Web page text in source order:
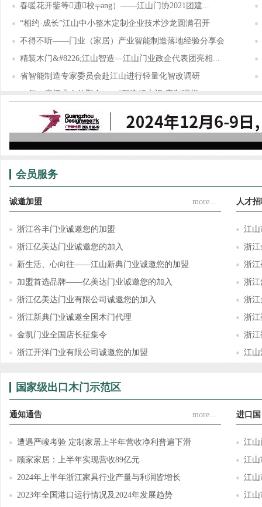
春暖花开鈭等逋校╤ang）——江山门协2021团建...
“相约·成长”江山中小整木定制企业技术沙龙圆满召开
不得不听——门业（家居）产业智能制造落地经验分享会
精装木门&#8226;江山智造—江山门业政企代表团亮相...
省智能制造专家委员会赴江山进行轻量化智改调研
一年一度门业人的聚会——“智造好木门·定制理想...
锦庭装饰×江山门协，为门业（家居）企业提供门、...
会员服务
诚邀加盟 more...
浙江谷丰门业诚邀您的加盟
浙江亿美达门业诚邀您的加入
新生活、心向往——江山新典门业诚邀您的加盟
加盟首选品牌——亿美达门业诚邀您的加入
浙江亿美达门业有限公司诚邀您的加入
浙江新典门业诚邀全国木门代理
金凯门业全国店长征集令
浙江开洋门业有限公司诚邀您的加盟
人才
江山
浙江
浙江
浙江
浙江
浙江
浙江
江山
国家级出口木门示范区
通知通告 more...
遭遇严峻考验 定制家居上半年营收净利普遍下滑
顾家家居：上半年实现营收89亿元
2024年上半年浙江家具行业产量与利润皆增长
2023年全国港口运行情况及2024年发展趋势
进口
江山
江山
江山
江山